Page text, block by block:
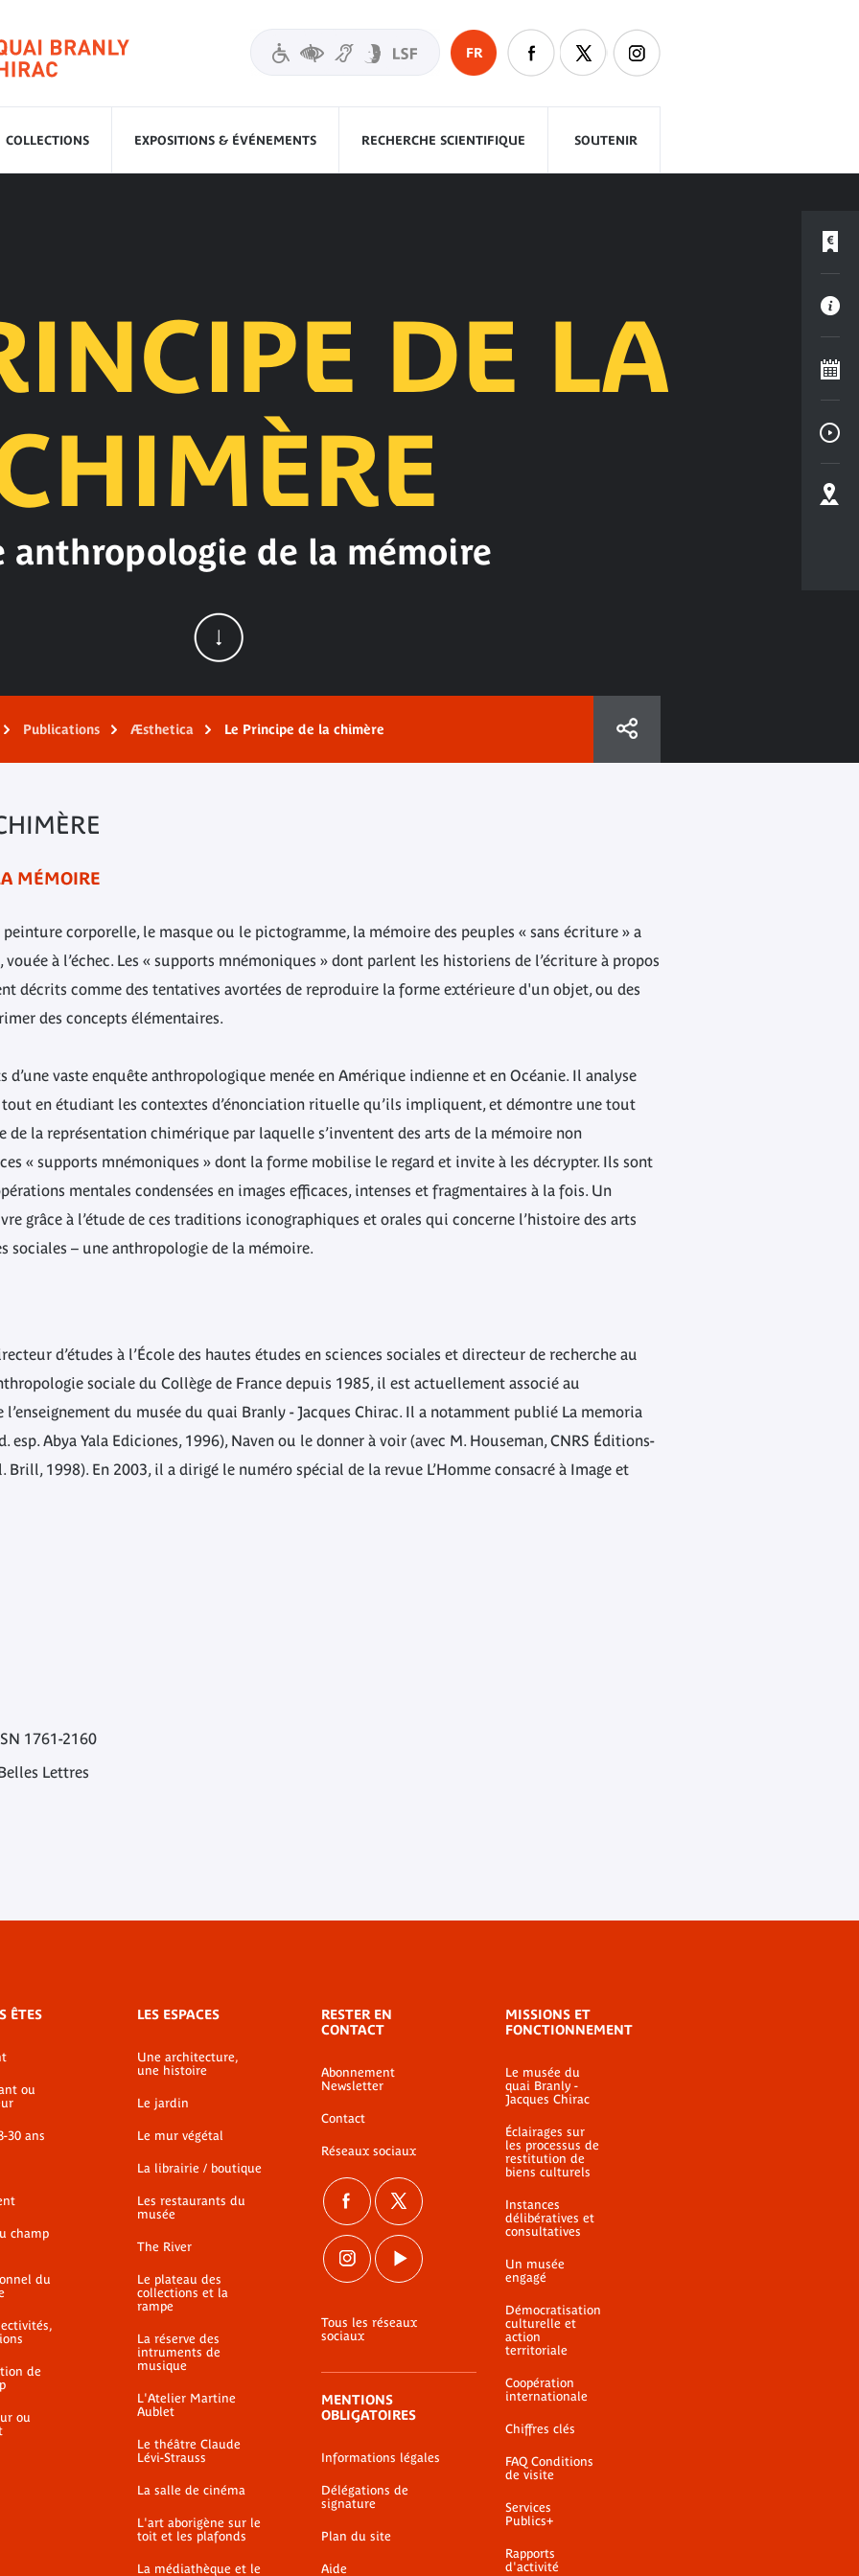
FR
COLLECTIONS EXPOSITIONS & ÉVÉNEMENTS RECHERCHE SCIENTIFIQUE SOUTENIR
DE LA
anthropologie de la mémoire
Publications Æsthetica Le Principe de la chimère
MÉMOIRE
peinture corporelle, le masque ou le pictogramme, la mémoire des peuples « sans écriture » a
à l’échec. Les « supports mnémoniques » dont parlent les historiens de l’écriture à propos
décrits comme des tentatives avortées de reproduire la forme extérieure d'un objet, ou des
des concepts élémentaires.
d’une vaste enquête anthropologique menée en Amérique indienne et en Océanie. Il analyse
en étudiant les contextes d’énonciation rituelle qu’ils impliquent, et démontre une tout
de la représentation chimérique par laquelle s’inventent des arts de la mémoire non
« supports mnémoniques » dont la forme mobilise le regard et invite à les décrypter. Ils sont
mentales condensées en images efficaces, intenses et fragmentaires à la fois. Un
grâce à l’étude de ces traditions iconographiques et orales qui concerne l’histoire des arts
sociales – une anthropologie de la mémoire.
d’études à l’École des hautes études en sciences sociales et directeur de recherche au
sociale du Collège de France depuis 1985, il est actuellement associé au
du musée du quai Branly - Jacques Chirac. Il a notamment publié La memoria
Abya Yala Ediciones, 1996), Naven ou le donner à voir (avec M. Houseman, CNRS Éditions-
Brill, 1998). En 2003, il a dirigé le numéro spécial de la revue L’Homme consacré à Image et
1761-2160
Lettres
ÊTES
ou
30 ans
champ
du
de
ou
LES ESPACES
Une architecture,
une histoire
Le jardin
Le mur végétal
La librairie / boutique
Les restaurants du
musée
The River
Le plateau des
collections et la
rampe
La réserve des
intruments de
musique
L'Atelier Martine
Aublet
Le théâtre Claude
Lévi-Strauss
La salle de cinéma
L'art aborigène sur le
toit et les plafonds
La médiathèque et le
RESTER EN
CONTACT
Abonnement
Newsletter
Contact
Réseaux sociaux
Tous les réseaux
sociaux
MENTIONS
OBLIGATOIRES
Informations légales
Délégations de
signature
Plan du site
Aide
MISSIONS ET
FONCTIONNEMENT
Le musée du
quai Branly -
Jacques Chirac
Éclairages sur
les processus de
restitution de
biens culturels
Instances
délibératives et
consultatives
Un musée
engagé
Démocratisation
culturelle et
action
territoriale
Coopération
internationale
Chiffres clés
FAQ Conditions
de visite
Services
Publics+
Rapports
d'activité